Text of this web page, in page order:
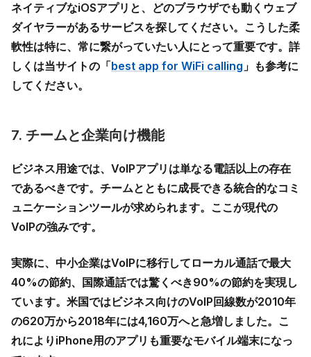
ネイティブなiOSアプリと、どのブラウザでも動くウェブ
ダイヤラーがあるサービスを探してください。こうした柔
軟性は特に、常に繋がっていたい人にとって重要です。詳
しくは当サイトの「best app for WiFi calling 」も参考に
してください。
7. チームと企業向け機能
ビジネス用途では、VoIPアプリは単なる電話以上の存在
であるべきです。チームとともに成長できる統合的なコミ
ュニケーションツールが求められます。ここが現代の
VoIPの強みです。
実際に、中小企業はVoIPに移行してローカル通話で最大
40%の節約、国際通話では驚くべき90%の節約を実現し
ています。米国ではビジネス向けのVoIP回線数が2010年
の620万から2018年には4,160万へと急増しました。こ
れによりiPhone用のアプリも重要なモバイル端末になっ